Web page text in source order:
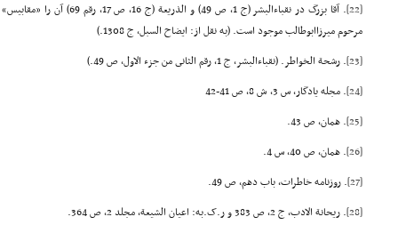
[22]
. آقا بزرگ در نقباءالبشر (ج 1،
مرحوم میرزاابوطالب موجود است. (به نقل از: ایضاح السبل، ج 1308.)
[23]
. رشحة الخواطر. (نقباءالبشر، ج 1، رقم الثانى من جزء الاول، ص 49.)
[24]
. مجله یادگار، س 3، ش 8، ص 41-42
[25]
. همان، ص 43.
[26]
. همان، ص 40، س 4.
[27]
. روزنامه خاطرات، باب دهم، ص 49.
[28]
. ریحانة الادب، ج 2، ص 383 و ر.ک.به: اعیان الشیعة، مجلد 2، ص 364.